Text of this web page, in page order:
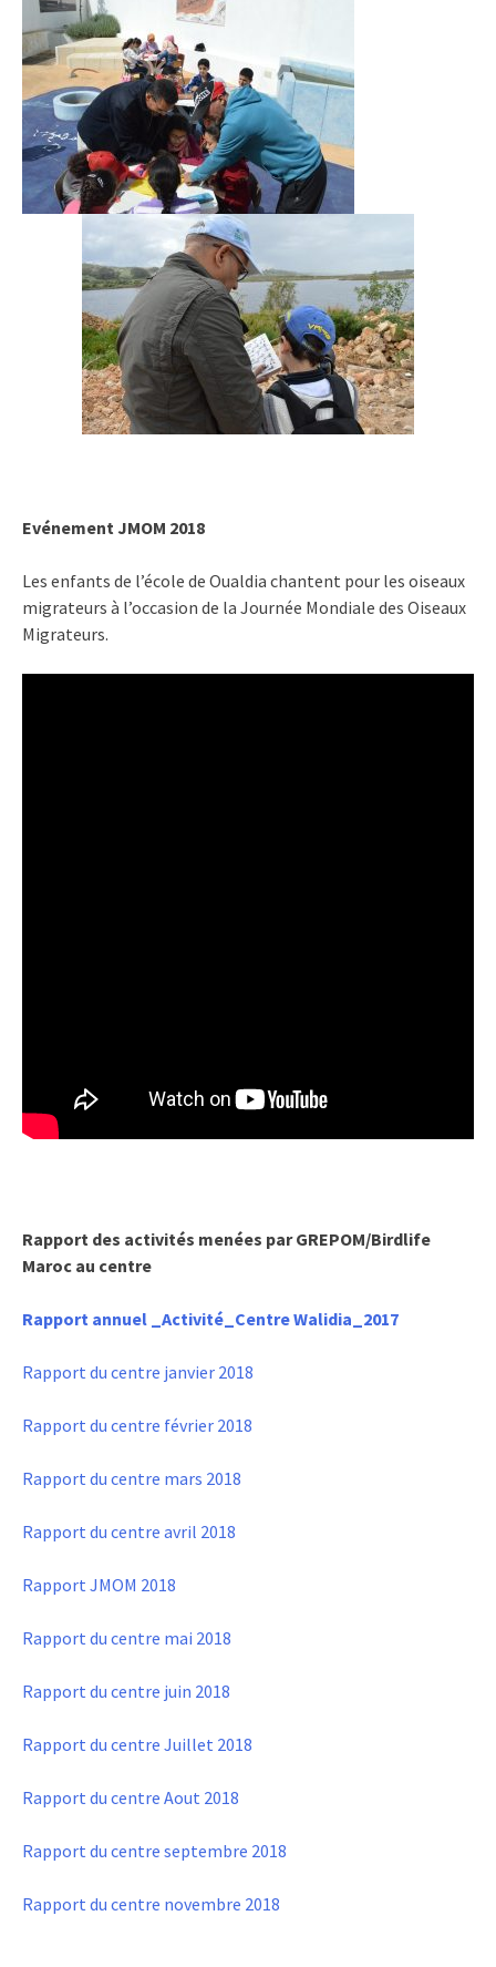
Evénement JMOM 2018
Les enfants de l’école de Oualdia chantent pour les oiseaux
migrateurs à l’occasion de la Journée Mondiale des Oiseaux
Migrateurs.
Rapport des activités menées par GREPOM/Birdlife
Maroc au centre
Rapport annuel _Activité_Centre Walidia_2017
Rapport du centre janvier 2018
Rapport du centre février 2018
Rapport du centre mars 2018
Rapport du centre avril 2018
Rapport JMOM 2018
Rapport du centre mai 2018
Rapport du centre juin 2018
Rapport du centre Juillet 2018
Rapport du centre Aout 2018
Rapport du centre septembre 2018
Rapport du centre novembre 2018